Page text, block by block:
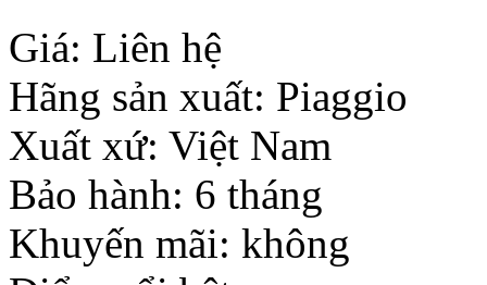
Giá: Liên hệ
Hãng sản xuất: Piaggio
Xuất xứ: Việt Nam
Bảo hành: 6 tháng
Khuyến mãi: không